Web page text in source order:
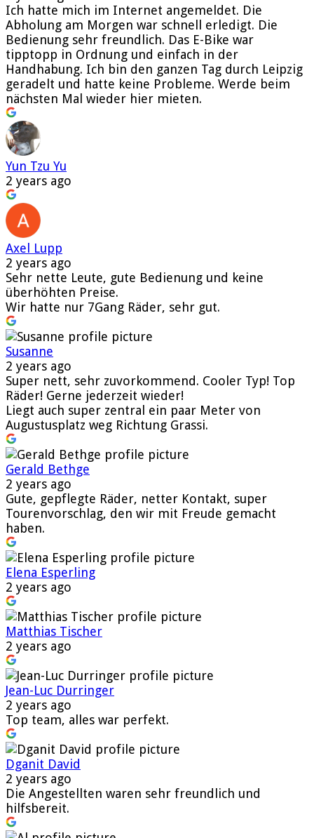
Ich hatte mich im Internet angemeldet. Die
Abholung am Morgen war schnell erledigt. Die
Bedienung sehr freundlich. Das E-Bike war
tipptopp in Ordnung und einfach in der
Handhabung. Ich bin den ganzen Tag durch Leipzig
geradelt und hatte keine Probleme. Werde beim
nächsten Mal wieder hier mieten.
Yun Tzu Yu
2 years ago
Axel Lupp
2 years ago
Sehr nette Leute, gute Bedienung und keine
überhöhten Preise.
Wir hatte nur 7Gang Räder, sehr gut.
Susanne
2 years ago
Super nett, sehr zuvorkommend. Cooler Typ! Top
Räder! Gerne jederzeit wieder!
Liegt auch super zentral ein paar Meter von
Augustusplatz weg Richtung Grassi.
Gerald Bethge
2 years ago
Gute, gepflegte Räder, netter Kontakt, super
Tourenvorschlag, den wir mit Freude gemacht
haben.
Elena Esperling
2 years ago
Matthias Tischer
2 years ago
Jean-Luc Durringer
2 years ago
Top team, alles war perfekt.
Dganit David
2 years ago
Die Angestellten waren sehr freundlich und
hilfsbereit.